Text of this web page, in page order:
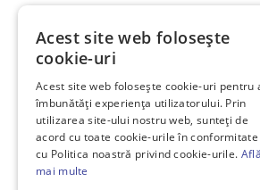
Cum vând la licitație?
Vinde-
Devino
Link-uri utile
Informații utile vizionare
Contact
Soluționarea Online a litigiilor
Acest site web folosește
cookie-uri
Acest site web folosește cookie-uri pentru
îmbunătăți experiența utilizatorului. Prin
utilizarea site-ului nostru web, sunteți de
acord cu toate cookie-urile în conformitate
cu Politica noastră privind cookie-urile. Află
mai multe